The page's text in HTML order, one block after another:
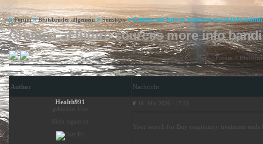
»Forum»Blutsbrüder allgemein»Sonstiges»Cramp cat future sources more info bandi
Cramp cat future sources more info bandi
Forum »
Author Nachricht
Health991
gelöschter User
Nicht registriert
# 18. Mai 2026 - 17:53
Your search for Buy respiratory treatment